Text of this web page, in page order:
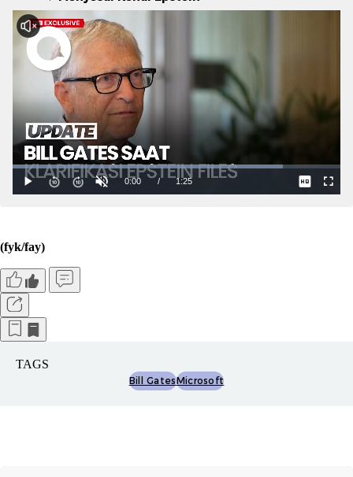
(fyk/fay)
TAGS
Bill GatesMicrosoft